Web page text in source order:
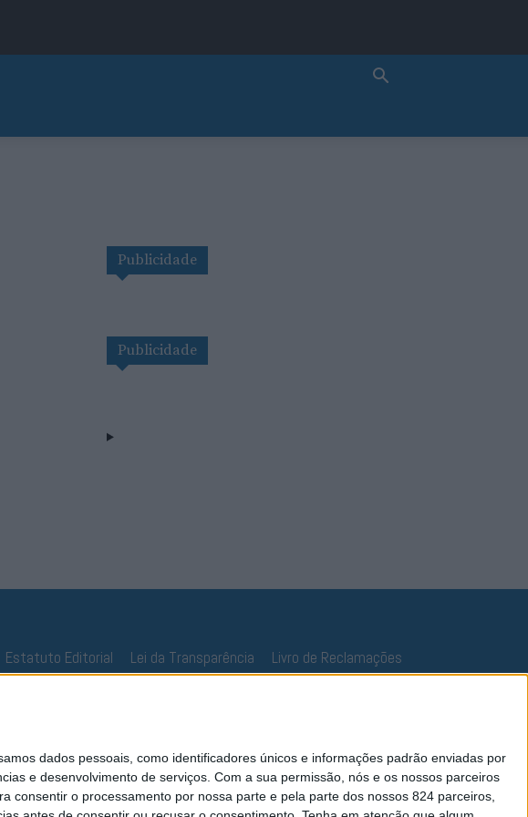
dados pessoais, como identificadores únicos e informações padrão enviadas por
e desenvolvimento de serviços. Com a sua permissão, nós e os nossos parceiros
o processamento por nossa parte e pela parte dos nossos 824 parceiros,
Publicidade
Publicidade
Estatuto Editorial Lei da Transparência Livro de Reclamações